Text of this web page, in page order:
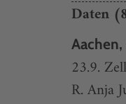
Daten
23.9.
R. Anja